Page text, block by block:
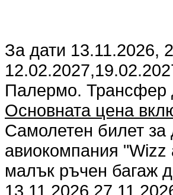
За дати 13.11.2026,
Палермо. Трансфер
Основната цена
Самолетен билет
авиокомпания
малък ръчен багаж
13.11.2026